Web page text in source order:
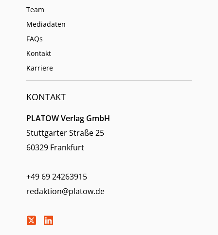
Team
Mediadaten
FAQs
Kontakt
Karriere
KONTAKT
PLATOW Verlag GmbH
Stuttgarter Straße 25
60329 Frankfurt
+49 69 24263915
redaktion@platow.de